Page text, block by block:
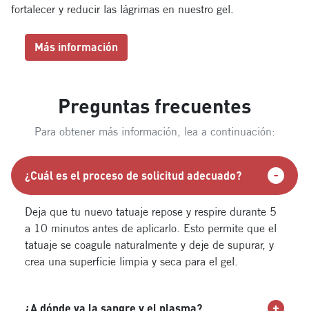
fortalecer y reducir las lágrimas en nuestro gel.
Más información
Preguntas frecuentes
Para obtener más información, lea a continuación:
¿Cuál es el proceso de solicitud adecuado?
Deja que tu nuevo tatuaje repose y respire durante 5
a 10 minutos antes de aplicarlo. Esto permite que el
tatuaje se coagule naturalmente y deje de supurar, y
crea una superficie limpia y seca para el gel.
¿A dónde va la sangre y el plasma?